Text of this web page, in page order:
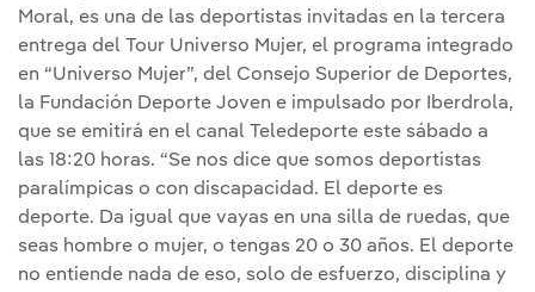
Moral, es una de las deportistas invitadas en la tercera
entrega del Tour Universo Mujer, el programa integrado
en “Universo Mujer”, del Consejo Superior de Deportes,
la Fundación Deporte Joven e impulsado por Iberdrola,
que se emitirá en el canal Teledeporte este sábado a
las 18:20 horas. “Se nos dice que somos deportistas
paralímpicas o con discapacidad. El deporte es
deporte. Da igual que vayas en una silla de ruedas, que
seas hombre o mujer, o tengas 20 o 30 años. El deporte
no entiende nada de eso, solo de esfuerzo, disciplina y